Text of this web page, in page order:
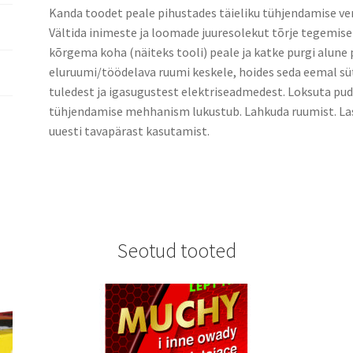
Kanda toodet peale pihustades täieliku tühjendamise
Vältida inimeste ja loomade juuresolekut tõrje
kõrgema koha (näiteks tooli) peale ja katke purgi
eluruumi/töödelava ruumi keskele, hoides seda eemal
tuledest ja igasugustest elektriseadmedest. Loksuta
tühjendamise mehhanism lukustub. Lahkuda ruumist.
uuesti tavapärast kasutamist.
Seotud tooted